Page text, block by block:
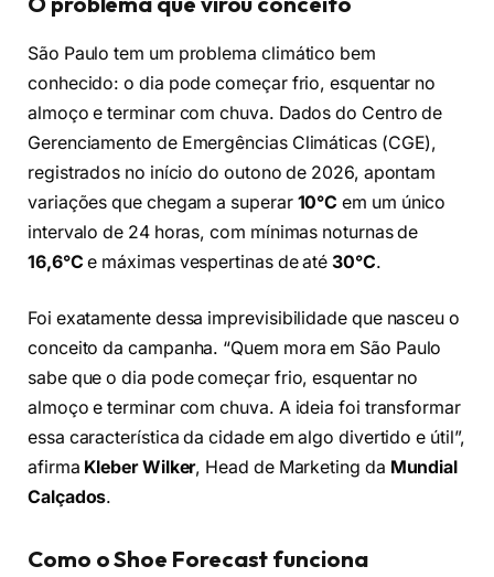
São Paulo tem um problema climático bem
conhecido: o dia pode começar frio, esquentar no
almoço e terminar com chuva. Dados do Centro de
Gerenciamento de Emergências Climáticas (CGE),
registrados no início do outono de 2026, apontam
variações que chegam a superar 10°C em um único
intervalo de 24 horas, com mínimas noturnas de
16,6°C e máximas vespertinas de até30°C.
Foi exatamente dessa imprevisibilidade que nasceu o
conceito da campanha. “Quem mora em São Paulo
sabe que o dia pode começar frio, esquentar no
almoço e terminar com chuva. A ideia foi transformar
essa característica da cidade em algo divertido e útil”,
afirma Kleber Wilker, Head de Marketing da Mundial
Calçados.
Como o Shoe Forecast funciona